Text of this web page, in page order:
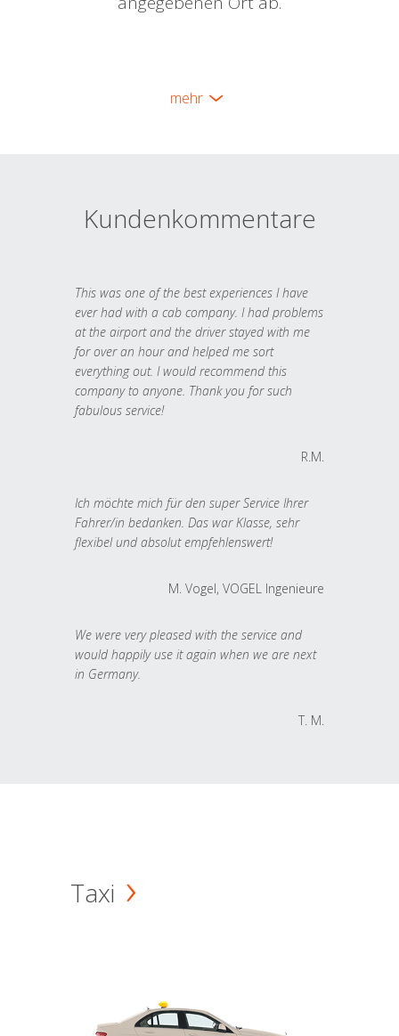
mehr
Kundenkommentare
This was one of the best experiences I have
ever had with a cab company. I had problems
at the airport and the driver stayed with me
for over an hour and helped me sort
everything out. I would recommend this
company to anyone. Thank you for such
fabulous service!
R.M.
Ich möchte mich für den super Service Ihrer
Fahrer/in bedanken. Das war Klasse, sehr
flexibel und absolut empfehlenswert!
M. Vogel, VOGEL Ingenieure
We were very pleased with the service and
would happily use it again when we are next
in Germany.
T. M.
Taxi